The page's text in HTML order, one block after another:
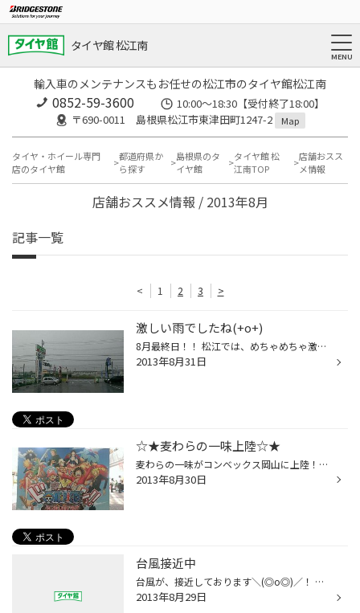
タイヤ館 松江南
輸入車のメンテナンスもお任せの松江市のタイヤ館松江南
0852-59-3600
10:00～18:30【受付終了18:00】
〒690-0011 島根県松江市東津田町1247-2
Map
タイヤ・ホイール専門
店のタイヤ館
都道府県か
ら探す
島根県のタ
イヤ館
タイヤ館 松
江南TOP
店舗おスス
メ情報
店舗おススメ情報 / 2013年8月
記事一覧
< 1 2 3 >
激しい雨でしたね(+o+)
8月最終日！！ 松江では、めちゃめちゃ激しい雨が降ってましたよ(+o+) 雨の中、ご来店いただいたお客様、ありがとうございました。 台風を心配してましたが、風は強くなくて よかった・よかった(^○^) 明日も元気!(^^)!に営業してますので、ご来店お待ちしております。
2013年8月31日
☆★麦わらの一味上陸☆★
麦わらの一味がコンベックス岡山に上陸！！ って事で、家族で見に行ってきました(^^) 家族みんなワンピース好きなんで、楽しかったですよ！！ めちゃめちゃ人が多くて、グッズ買うのも 2時間待ちでした・・・(-_-;) 巨大フィギアもいっぱいあって、大迫力ですよ♪ 9月1日までやってますよ☆
2013年8月30日
台風接近中
台風が、接近しております＼(◎o◎)／！ 予想進路、接近時間、まだわかりませんが、被害が無いよう事故、けがに、 注意しましょうね(^^)/
2013年8月29日